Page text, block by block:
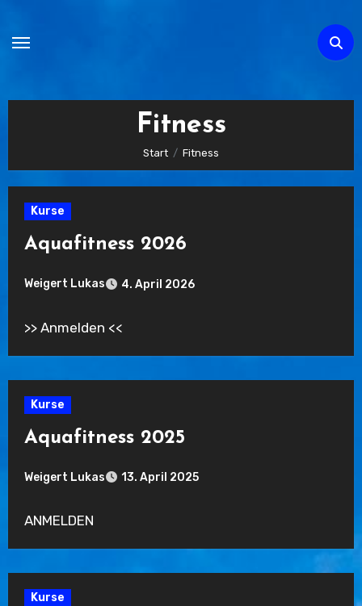
Fitness
Start Fitness
Kurse
Aquafitness 2026
Weigert Lukas 4. April 2026
Kommentare
>> Anmelden <<
Kurse
Aquafitness 2025
Weigert Lukas 13. April 2025
Kommentare
ANMELDEN
Kurse